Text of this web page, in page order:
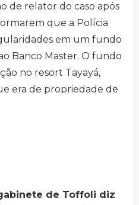
de relator do caso após
que a Polícia
em um fundo
Banco Master. O fundo
no resort Tayayá,
era de propriedade de
de Toffoli diz